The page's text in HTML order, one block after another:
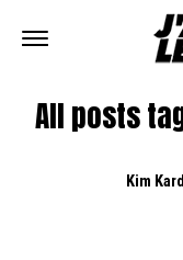
All posts
Kim